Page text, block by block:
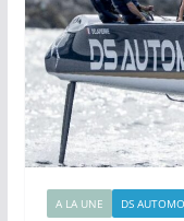
A LA UNE DS